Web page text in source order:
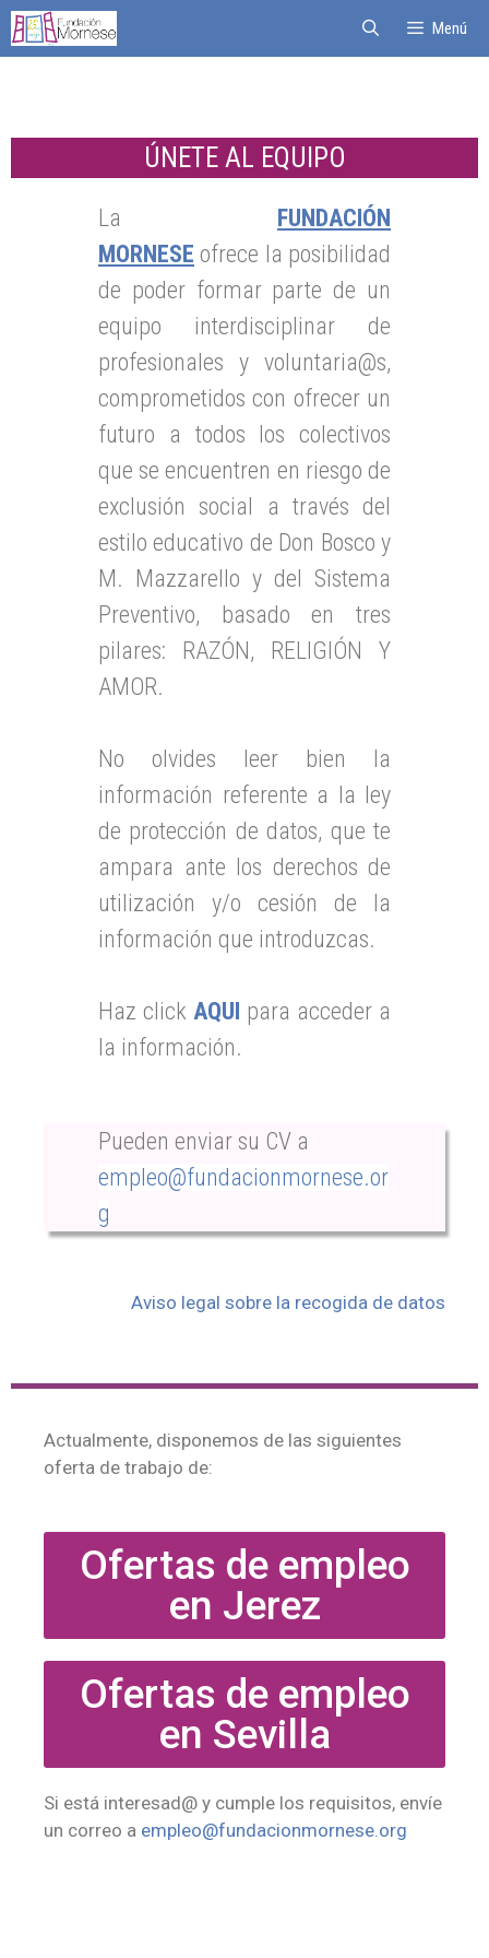
Menú
ÚNETE AL EQUIPO
La FUNDACIÓN
MORNESE ofrece la posibilidad
de poder formar parte de un
equipo interdisciplinar de
profesionales y voluntaria@s,
comprometidos con ofrecer un
futuro a todos los colectivos
que se encuentren en riesgo de
exclusión social a través del
estilo educativo de Don Bosco y
M. Mazzarello y del Sistema
Preventivo, basado en tres
pilares: RAZÓN, RELIGIÓN Y
AMOR.
No olvides leer bien la
información referente a la ley
de protección de datos, que te
ampara ante los derechos de
utilización y/o cesión de la
información que introduzcas.
Haz click AQUI para acceder a
la información.
Pueden enviar su CV a
empleo@fundacionmornese.or
g
Aviso legal sobre la recogida de datos
Actualmente, disponemos de las siguientes
oferta de trabajo de:
Ofertas de empleo
en Jerez
Ofertas de empleo
en Sevilla
Si está interesad@ y cumple los requisitos, envíe
un correo a empleo@fundacionmornese.org